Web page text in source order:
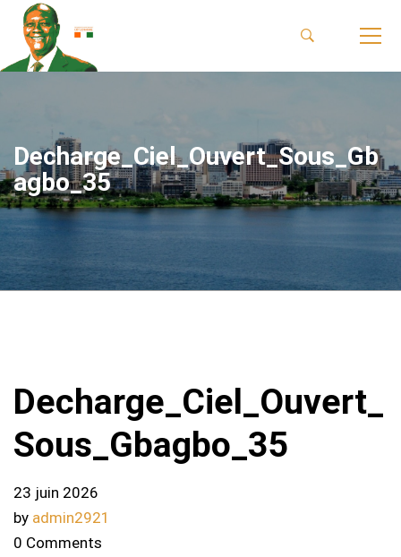
Decharge_Ciel_Ouvert_Sous_Gb
agbo_35
Decharge_Ciel_Ouvert_
Sous_Gbagbo_35
23 juin 2026
by admin2921
0 Comments